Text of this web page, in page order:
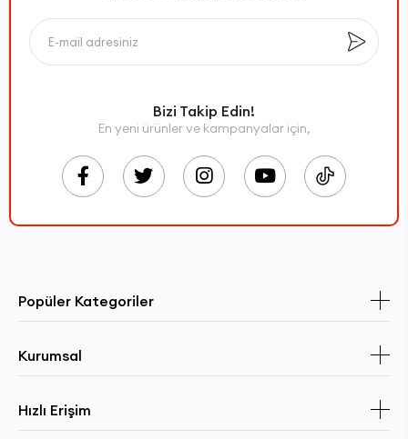
Bizi Takip Edin!
En yeni ürünler ve kampanyalar için,
Popüler Kategoriler
Kurumsal
Hızlı Erişim